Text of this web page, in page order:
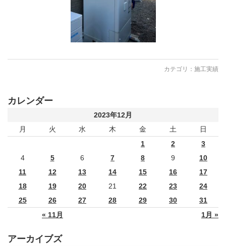
カテゴリ： 施工実績
カレンダー
2023年12月
月
火 水 木 金 土 日
« 11月 1月 »
1 2
3
4
5 6 7 8 9
10
11
12 13 14 15 16
17
18
19 20 21 22 23
24
25
26 27 28 29 30 31
アーカイブズ